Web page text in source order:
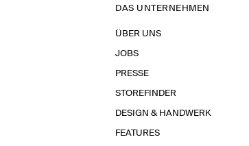
DAS UNTERNEHMEN
ÜBER UNS
JOBS
PRESSE
STOREFINDER
DESIGN & HANDWERK
FEATURES